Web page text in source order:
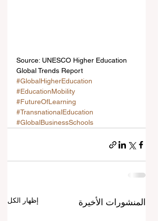
Source: UNESCO Higher Education
Global Trends Report
#GlobalHigherEducation
#EducationMobility
#FutureOfLearning
#TransnationalEducation
#GlobalBusinessSchools
المنشورات الأخيرة إظهار الكل